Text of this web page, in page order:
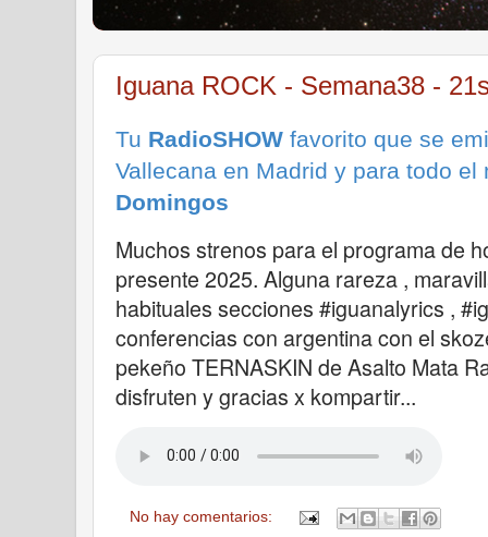
Iguana ROCK - Semana38 -
Tu RadioSHOW favorito que se
Vallecana en Madrid y para todo
Domingos
Muchos strenos para el programa de
presente 2025. Alguna rareza ,
habituales secciones #iguanalyrics ,
conferencias con argentina con el
pekeño TERNASKIN de Asalto Mata
disfruten y gracias x kompartir...
No hay comentarios: